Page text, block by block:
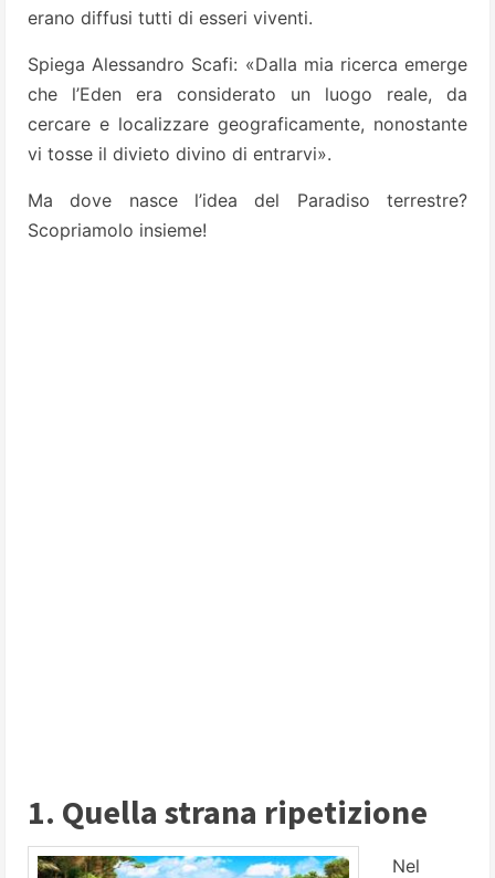
erano diffusi tutti di esseri viventi.
Spiega Alessandro Scafi: «Dalla mia ricerca emerge
che l’Eden era considerato un luogo reale, da
cercare e localizzare geograficamente, nonostante
vi tosse il divieto divino di entrarvi».
Ma dove nasce l’idea del Paradiso terrestre?
Scopriamolo insieme!
1. Quella strana ripetizione
Nel